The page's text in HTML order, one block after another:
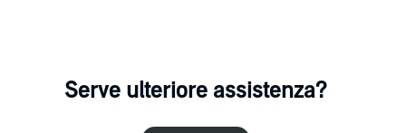
Serve ulteriore assistenza?